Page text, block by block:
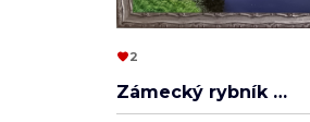
2
Zámecký rybník v Lednici